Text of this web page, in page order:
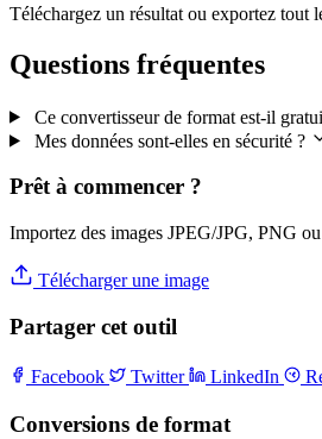
Téléchargez un résultat ou exportez tout
Questions fréquentes
Ce convertisseur de format est-il
Mes données sont-elles en sécurité ?
Prêt à commencer ?
Importez des images JPEG/JPG, PNG
Télécharger une image
Partager cet outil
Facebook Twitter LinkedIn
Conversions de format